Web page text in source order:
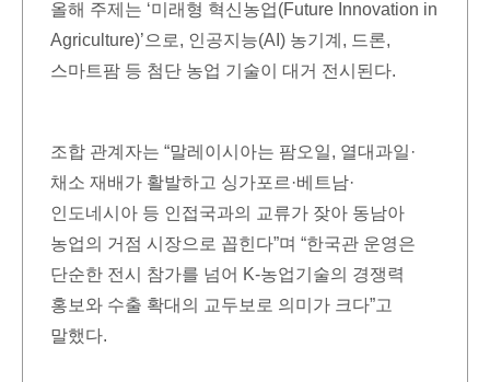
올해 주제는 ‘미래형 혁신농업(Future Innovation in
Agriculture)’으로, 인공지능(AI) 농기계, 드론,
스마트팜 등 첨단 농업 기술이 대거 전시된다.
조합 관계자는 “말레이시아는 팜오일, 열대과일·
채소 재배가 활발하고 싱가포르·베트남·
인도네시아 등 인접국과의 교류가 잦아 동남아
농업의 거점 시장으로 꼽힌다”며 “한국관 운영은
단순한 전시 참가를 넘어 K-농업기술의 경쟁력
홍보와 수출 확대의 교두보로 의미가 크다”고
말했다.